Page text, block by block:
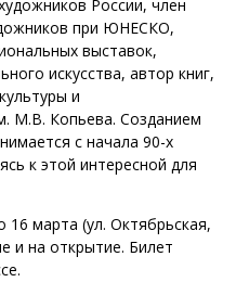
России, член
при ЮНЕСКО,
выставок,
искусства, автор книг,
и
М.В. Копьева. Созданием
с начала 90-х
к этой интересной для
марта (ул. Октябрьская,
и на открытие. Билет